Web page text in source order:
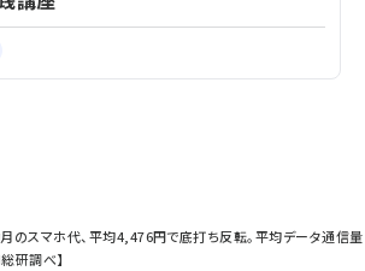
月のスマホ代、平均4,476円で底打ち反転。平均データ通信量
研調べ】